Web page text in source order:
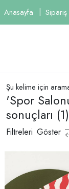
Anasayfa
Şu kelime için
'Spor
sonuçları (1)
Filtreleri Göster